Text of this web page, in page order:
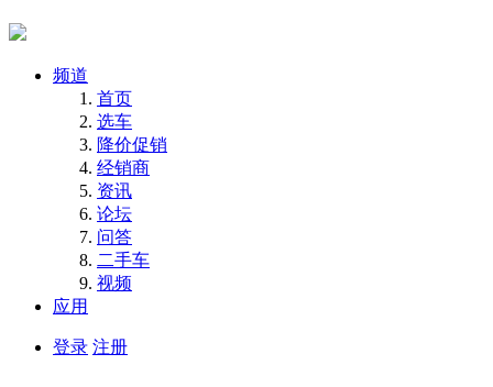
频道
首页
选车
降价促销
经销商
资讯
论坛
问答
二手车
视频
应用
登录 注册